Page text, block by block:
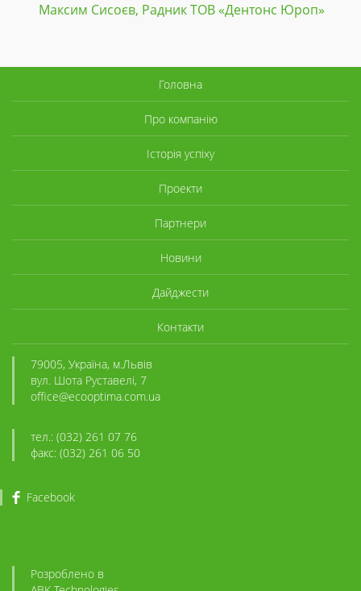
Максим Сисоєв, Радник ТОВ «Дентонc Юроп»
Головна
Про компанію
Історія успіху
Проекти
Партнери
Новини
Дайджести
Контакти
79005, Україна, м.Львів
вул. Шота Руставелі, 7
office@ecooptima.com.ua
тел.: (032) 261 07 76
факс: (032) 261 06 50
Facebook
Розроблено в